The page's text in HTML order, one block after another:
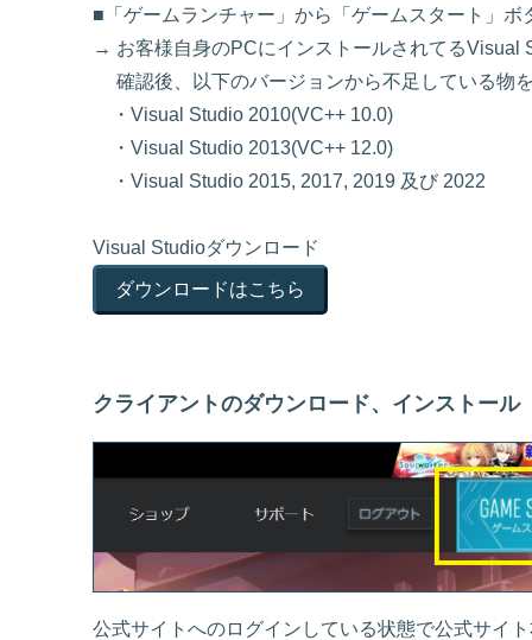
■「ゲームランチャー」から「ゲームスタート」ボ
→ お客様自身のPCにインストールされてるVisual
確認後、以下のバージョンから不足している物
・Visual Studio 2010(VC++ 10.0)
・Visual Studio 2013(VC++ 12.0)
・Visual Studio 2015, 2017, 2019 及び 2022
Visual Studioダウンロード
ダウンロードはこちら
クライアントのダウンロード、インストール
公式サイトへのログインしている状態で公式サイ